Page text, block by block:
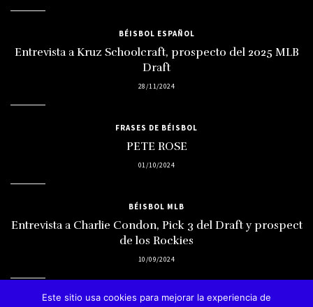
BÉISBOL ESPAÑOL
Entrevista a Kruz Schoolcraft, prospecto del 2025 MLB
Draft
28/11/2024
FRASES DE BÉISBOL
PETE ROSE
01/10/2024
BÉISBOL MLB
Entrevista a Charlie Condon, Pick 3 del Draft y prospect
de los Rockies
10/09/2024
Este sitio usa cookies para mejorar la experiencia de